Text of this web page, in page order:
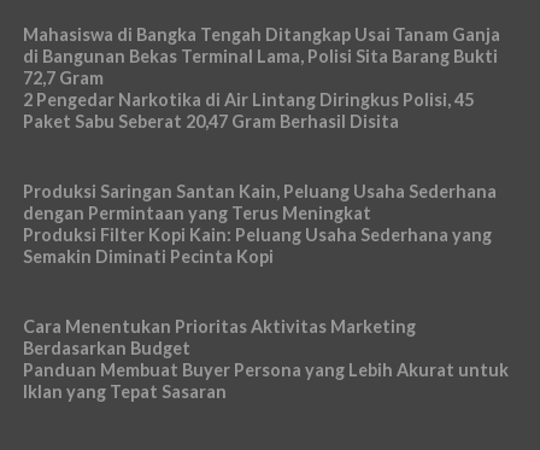
Mahasiswa di Bangka Tengah Ditangkap Usai Tanam Ganja
di Bangunan Bekas Terminal Lama, Polisi Sita Barang Bukti
72,7 Gram
2 Pengedar Narkotika di Air Lintang Diringkus Polisi, 45
Paket Sabu Seberat 20,47 Gram Berhasil Disita
Produksi Saringan Santan Kain, Peluang Usaha Sederhana
dengan Permintaan yang Terus Meningkat
Produksi Filter Kopi Kain: Peluang Usaha Sederhana yang
Semakin Diminati Pecinta Kopi
Cara Menentukan Prioritas Aktivitas Marketing
Berdasarkan Budget
Panduan Membuat Buyer Persona yang Lebih Akurat untuk
Iklan yang Tepat Sasaran